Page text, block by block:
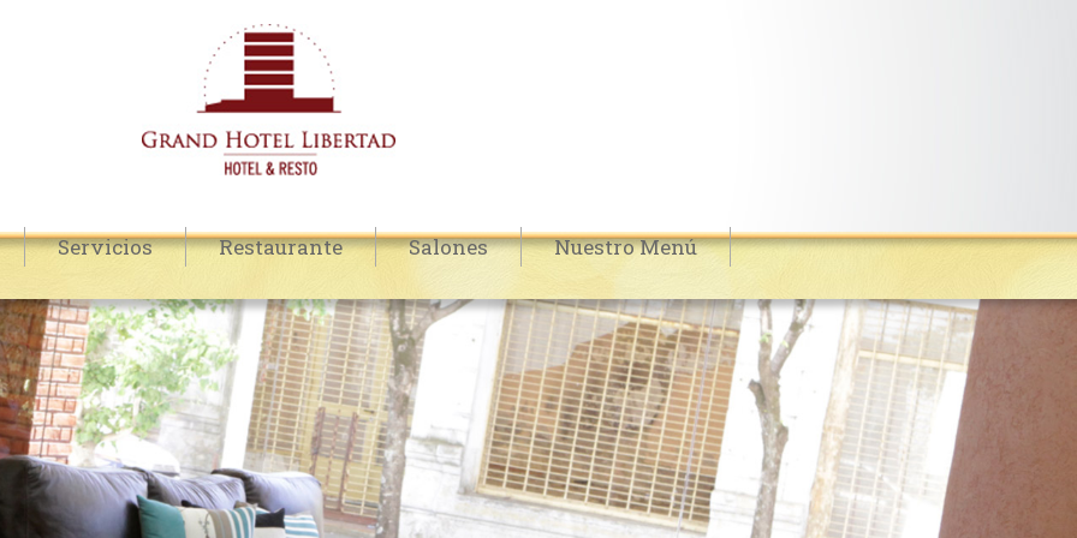
Servicios Restaurante Salones Nuestro Menú